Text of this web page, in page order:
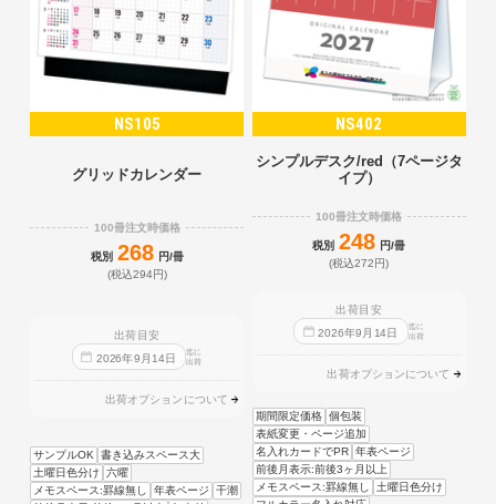
NS105
グリッドカレンダー
100冊注文時価格
税別 268 円/冊
(税込294円)
出荷目安
2026年9 月 14日
迄に
出荷
出荷オプションについて
サンプルOK
書き込みスペース大
土曜日色分け
六曜
メモスペース:罫線無し
年表ページ
干潮
NS402
シンプルデスク/red（7ページタ
イプ）
100冊注文時価格
税別 248 円/冊
(税込272円)
出荷目安
2026年9 月 14日
迄に
出荷
出荷オプションについて
期間限定価格 個包装
表紙変更・ページ追加
名入れカードでPR 年表ページ
前後月表示:前後3ヶ月以上
メモスペース:罫線無し
土曜日色分け